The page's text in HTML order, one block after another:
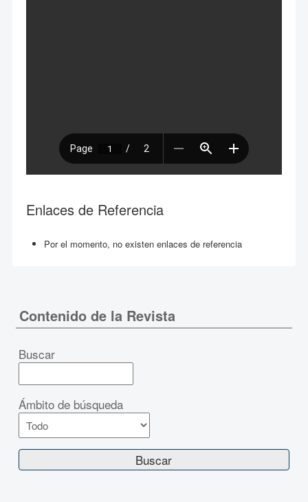
Enlaces de Referencia
Por el momento, no existen enlaces de referencia
Contenido de la Revista
Buscar
Ámbito de búsqueda